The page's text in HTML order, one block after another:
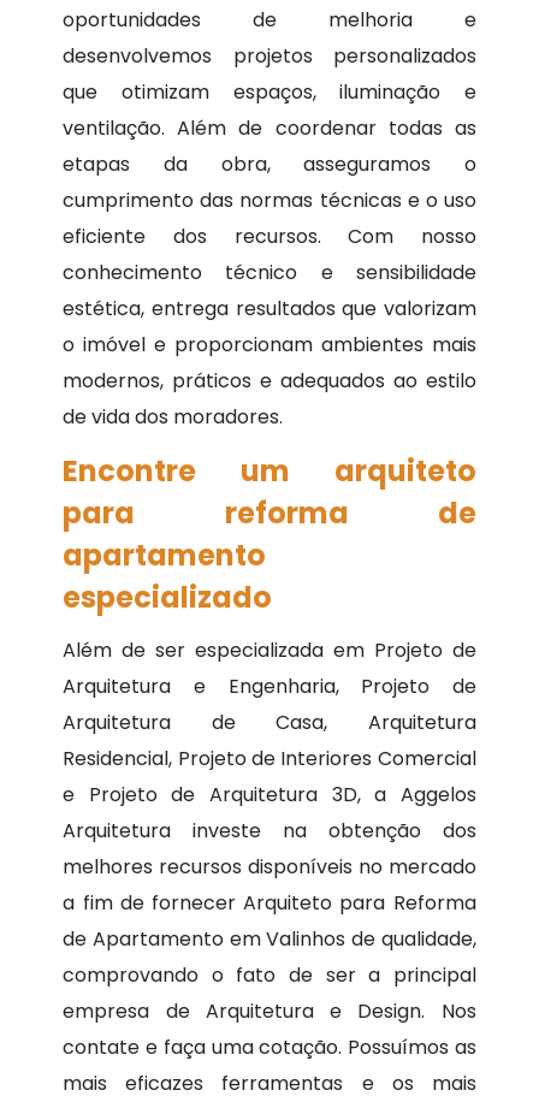
oportunidades de melhoria e
desenvolvemos projetos personalizados
que otimizam espaços, iluminação e
ventilação. Além de coordenar todas as
etapas da obra, asseguramos o
cumprimento das normas técnicas e o uso
eficiente dos recursos. Com nosso
conhecimento técnico e sensibilidade
estética, entrega resultados que valorizam
o imóvel e proporcionam ambientes mais
modernos, práticos e adequados ao estilo
de vida dos moradores.
Encontre um arquiteto
para reforma de
apartamento
especializado
Além de ser especializada em Projeto de
Arquitetura e Engenharia, Projeto de
Arquitetura de Casa, Arquitetura
Residencial, Projeto de Interiores Comercial
e Projeto de Arquitetura 3D, a Aggelos
Arquitetura investe na obtenção dos
melhores recursos disponíveis no mercado
a fim de fornecer Arquiteto para Reforma
de Apartamento em Valinhos de qualidade,
comprovando o fato de ser a principal
empresa de Arquitetura e Design. Nos
contate e faça uma cotação. Possuímos as
mais eficazes ferramentas e os mais